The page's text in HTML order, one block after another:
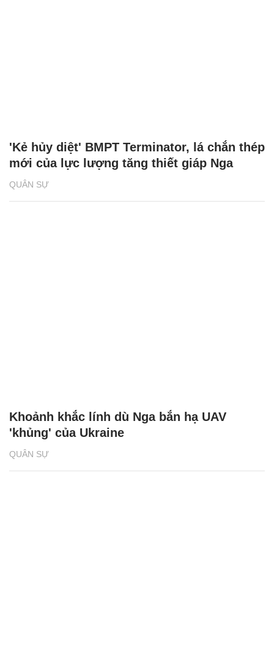
QUÂN SỰ
'Kẻ hủy diệt' BMPT Terminator, lá chắn thép
mới của lực lượng tăng thiết giáp Nga
QUÂN SỰ
Khoảnh khắc lính dù Nga bắn hạ UAV
'khủng' của Ukraine